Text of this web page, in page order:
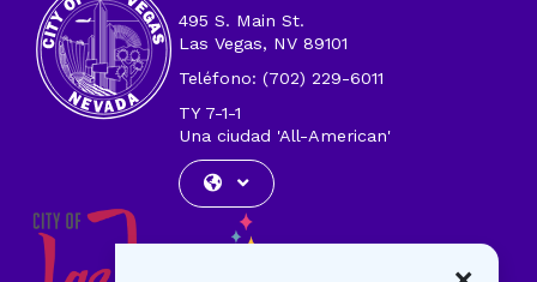
electrónico
495 S. Main St.
Las Vegas, NV 89101
Teléfono: (702) 229-6011
TY 7-1-1
Una ciudad 'All-American'